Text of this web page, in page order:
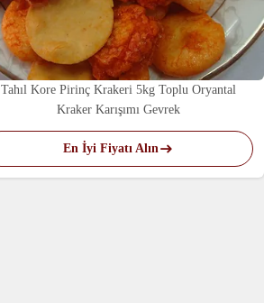
Tahıl Kore Pirinç Krakeri 5kg Toplu Oryantal
Kraker Karışımı Gevrek
En İyi Fiyatı Alın